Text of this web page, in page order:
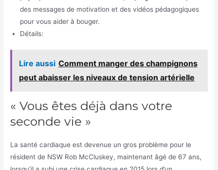
des messages de motivation et des vidéos pédagogiques
pour vous aider à bouger.
Détails:
Lire aussi Comment manger des champignons
peut abaisser les niveaux de tension artérielle
« Vous êtes déjà dans votre
seconde vie »
La santé cardiaque est devenue un gros problème pour le
résident de NSW Rob McCluskey, maintenant âgé de 67 ans,